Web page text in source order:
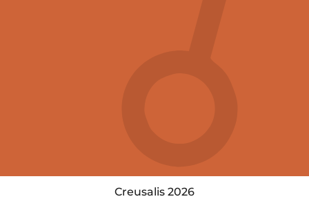
Creusalis 2026